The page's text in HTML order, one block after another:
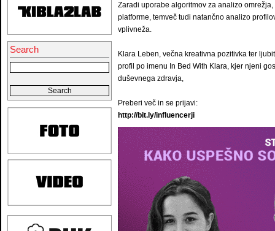
Search
Zaradi uporabe algoritmov za analizo
platforme, temveč tudi natančno analizo
vplivneža.
Klara Leben, večna kreativna pozitivka ter
profil po imenu In Bed With Klara, kjer njeni
duševnega zdravja,
Preberi več in se prijavi:
http://bit.ly/influencerji